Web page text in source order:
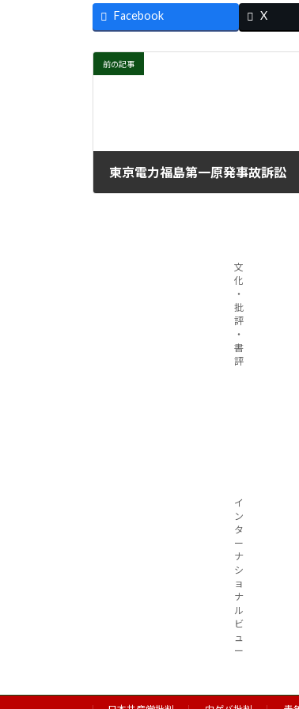
Facebook X
前の記事
東京電力福島第一原発事故訴訟
文
化
・
批
評
・
書
評
イ
ン
タ
ー
ナ
シ
ョ
ナ
ル
ビ
ュ
ー